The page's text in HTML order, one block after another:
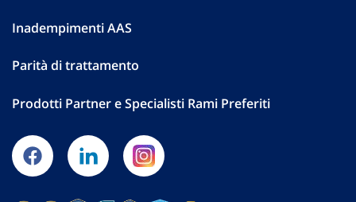
Inadempimenti AAS
Parità di trattamento
Prodotti Partner e Specialisti Rami Preferiti